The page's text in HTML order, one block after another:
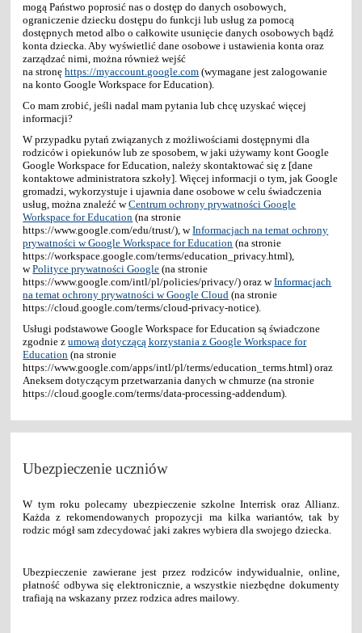
mogą Państwo poprosić nas o dostęp do danych osobowych,
ograniczenie dziecku dostępu do funkcji lub usług za pomocą
dostępnych metod albo o całkowite usunięcie danych osobowych bądź
konta dziecka. Aby wyświetlić dane osobowe i ustawienia konta oraz
zarządzać nimi, można również wejść
na stronęhttps://myaccount.google.com (wymagane jest zalogowanie
na konto Google Workspace for Education).
Co mam zrobić, jeśli nadal mam pytania lub chcę uzyskać więcej
informacji?
W przypadku pytań związanych z możliwościami dostępnymi dla
rodziców i opiekunów lub ze sposobem, w jaki używamy kont Google
Google Workspace for Education, należy skontaktować się z [dane
kontaktowe administratora szkoły]. Więcej informacji o tym, jak Google
gromadzi, wykorzystuje i ujawnia dane osobowe w celu świadczenia
usług, można znaleźć wCentrum ochrony prywatności Google
Workspace for Education (na stronie
https://www.google.com/edu/trust/), wInformacjach na temat ochrony
prywatności w Google Workspace for Education (na stronie
https://workspace.google.com/terms/education_privacy.html),
wPolityce prywatności Google (na stronie
https://www.google.com/intl/pl/policies/privacy/) oraz wInformacjach
na temat ochrony prywatności w Google Cloud (na stronie
https://cloud.google.com/terms/cloud-privacy-notice).
Usługi podstawowe Google Workspace for Education są świadczone
zgodnie zumową dotyczącą korzystania z Google Workspace for
Education (na stronie
https://www.google.com/apps/intl/pl/terms/education_terms.html) oraz
Aneksem dotyczącym przetwarzania danych w chmurze (na stronie
https://cloud.google.com/terms/data-processing-addendum).
Ubezpieczenie uczniów
W tym roku polecamy ubezpieczenie szkolne Interrisk oraz Allianz.
Każda z rekomendowanych propozycji ma kilka wariantów, tak by
rodzic mógł sam zdecydować jaki zakres wybiera dla swojego dziecka.
Ubezpieczenie zawierane jest przez rodziców indywidualnie, online,
płatność odbywa się elektronicznie, a wszystkie niezbędne dokumenty
trafiają na wskazany przez rodzica adres mailowy.